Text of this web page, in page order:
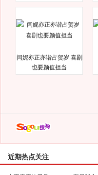
闫妮亦正亦谐占贺岁 喜剧
也要颜值担当
近期热点关注